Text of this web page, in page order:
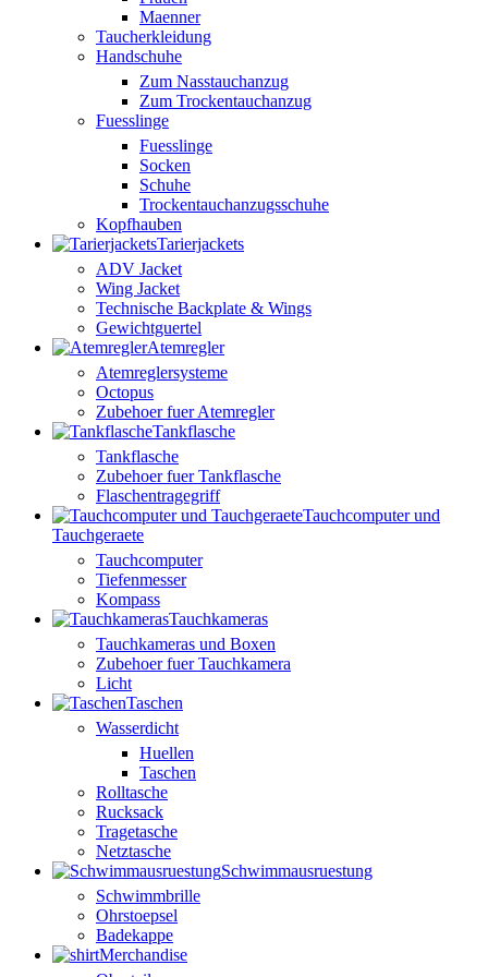
Maenner
Taucherkleidung
Handschuhe
Zum Nasstauchanzug
Zum Trockentauchanzug
Fuesslinge
Fuesslinge
Socken
Schuhe
Trockentauchanzugsschuhe
Kopfhauben
Tarierjackets
ADV Jacket
Wing Jacket
Technische Backplate & Wings
Gewichtguertel
Atemregler
Atemreglersysteme
Octopus
Zubehoer fuer Atemregler
Tankflasche
Tankflasche
Zubehoer fuer Tankflasche
Flaschentragegriff
Tauchcomputer und
Tauchgeraete
Tauchcomputer
Tiefenmesser
Kompass
Tauchkameras
Tauchkameras und Boxen
Zubehoer fuer Tauchkamera
Licht
Taschen
Wasserdicht
Huellen
Taschen
Rolltasche
Rucksack
Tragetasche
Netztasche
Schwimmausruestung
Schwimmbrille
Ohrstoepsel
Badekappe
Merchandise